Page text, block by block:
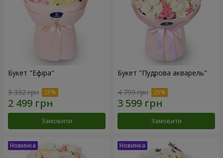
Букет "Ефіра"
3 332 грн
Замовити
Букет "Пудрова акварель"
4 799 грн
Замовити